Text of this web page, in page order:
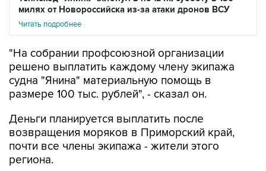
милях от Новороссийска из-за атаки дронов ВСУ
Читать подробнее
"На собрании профсоюзной организации
решено выплатить каждому члену экипажа
судна "Янина" материальную помощь в
размере 100 тыс. рублей", - сказал он.
Деньги планируется выплатить после
возвращения моряков в Приморский край,
почти все члены экипажа - жители этого
региона.